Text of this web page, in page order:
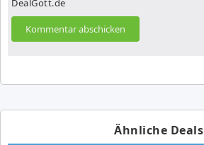
DealGott.de
Ähnliche Deals